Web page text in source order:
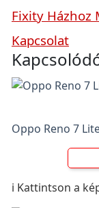
Fixity Házhoz
Kapcsolat
Oppo Reno 7
ℹ️ Kattintson a